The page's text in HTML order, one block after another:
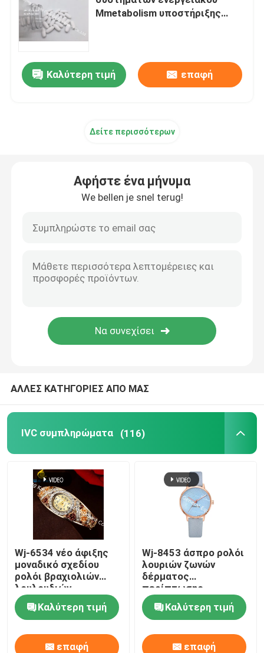
Glucosamine συμπληρώματα
Συμπλήρωμα βιταμίνης C
Βοτανικό συμπλήρωμα τροφίμων
Μασητό Softgels
Συμπληρώματα νευρικών συστημάτων
συμπληρώματα υγείας γυναικών
Συμπλήρωμα βιταμινών Ε
Διοικητικά συμπληρώματα βάρους
Mmetabolism υποστήριξης
Καλύτερη τιμή επαφή
Δείτε περισσότερων
Αφήστε ένα μήνυμα
We bellen je snel terug!
ΑΛΛΕΣ ΚΑΤΗΓΟΡΙΕΣ ΑΠΟ ΜΑΣ
IVC συμπληρώματα (116)
Wj-6534 νέο άφιξης
μοναδικό σχεδίου
ρολόι βραχιολιών
λουλουδιών
εργοστασίων άμεσο
κλασικόΚαλύτερη τιμή
επαφή
Wj-8453 άσπρο ρολόι
λουριών ζωνών
δέρματος
περίπτωσης
ρολογιών κραμάτων
γυναικών μόδας
δώρων καλής
ποιότητας
Καλύτερη τιμή
επαφή